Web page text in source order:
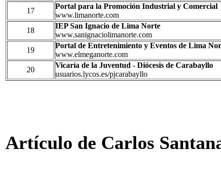
17
Portal para la Promoción Industrial y Comercial
www.limanorte.com
18
IEP San Ignacio de Lima Norte
www.sanignaciolimanorte.com
19
Portal de Entretenimiento y Eventos de Lima
www.elmeganorte.com
20
Vicaría de la Juventud - Diócesis de Carabayllo
usuarios.lycos.es/pjcarabayllo
Artículo de Carlos